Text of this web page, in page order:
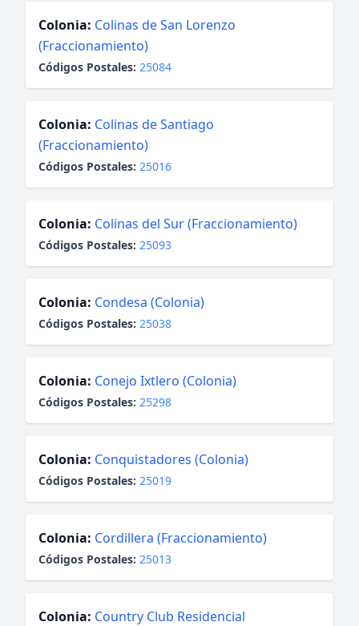
Colonia: Colinas de San Lorenzo
(Fraccionamiento)
Códigos Postales: 25084
Colonia: Colinas de Santiago
(Fraccionamiento)
Códigos Postales: 25016
Colonia: Colinas del Sur (Fraccionamiento)
Códigos Postales: 25093
Colonia: Condesa (Colonia)
Códigos Postales: 25038
Colonia: Conejo Ixtlero (Colonia)
Códigos Postales: 25298
Colonia: Conquistadores (Colonia)
Códigos Postales: 25019
Colonia: Cordillera (Fraccionamiento)
Códigos Postales: 25013
Colonia: Country Club Residencial